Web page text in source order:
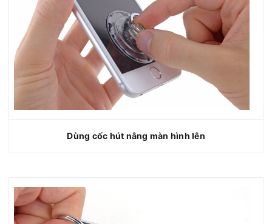
Dùng cốc hút nâng màn hình lên